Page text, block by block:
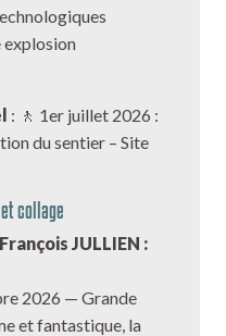
explosion
: 🚶 1er juillet 2026 :
du sentier – Site
collage
JULLIEN :
2026 — Grande
et fantastique, la